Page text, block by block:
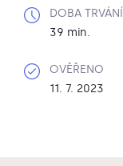
DOBA TRVÁNÍ
39 min.
OVĚŘENO
11. 7. 2023